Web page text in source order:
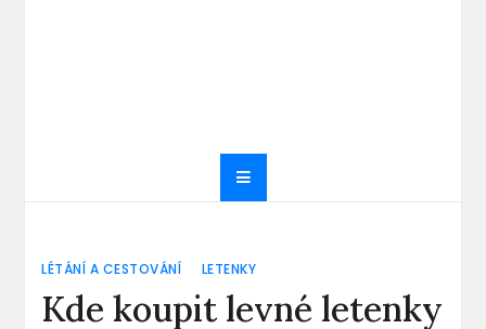
LÉTÁNÍ A CESTOVÁNÍ LETENKY
Kde koupit levné letenky